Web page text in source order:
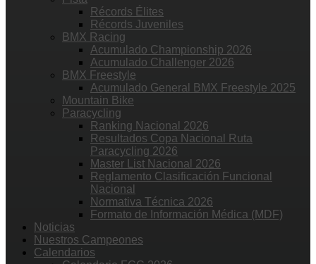
Récords Élites
Récords Juveniles
BMX Racing
Acumulado Championship 2026
Acumulado Challenger 2026
BMX Freestyle
Acumulado General BMX Freestyle 2025
Mountain Bike
Paracycling
Ranking Nacional 2026
Resultados Copa Nacional Ruta
Paracycling 2026
Master List Nacional 2026
Reglamento Clasificación Funcional
Nacional
Normativa Técnica 2026
Formato de Información Médica (MDF)
Noticias
Nuestros Campeones
Calendarios